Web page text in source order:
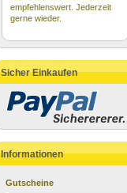
empfehlenswert. Jederzeit
gerne wieder.
Sicher Einkaufen
Informationen
Gutscheine